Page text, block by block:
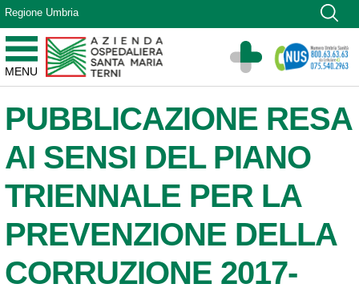
Vai ai contenuti
Vai al menu di navigazione
Vai al footer
Regione Umbria
MENU
Azienda Ospedaliera Santa Maria di Terni
Sito Istituzionale
PUBBLICAZIONE RESA
AI SENSI DEL PIANO
TRIENNALE PER LA
PREVENZIONE DELLA
CORRUZIONE 2017-